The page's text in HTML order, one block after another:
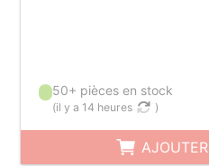
50+ pièces en stock
(il y a 14 heures )